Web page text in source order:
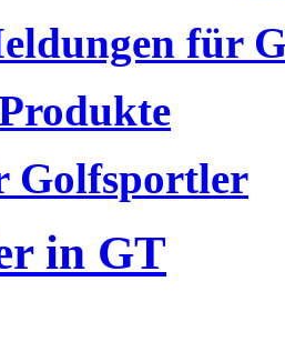
für
Golfsportler
in GT